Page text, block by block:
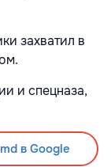
захватил в
и спецназа,
в Google